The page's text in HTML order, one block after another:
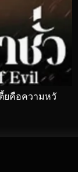
ยคือความหวั